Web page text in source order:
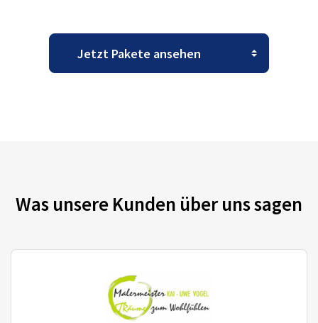
Was unsere Kunden über uns sagen